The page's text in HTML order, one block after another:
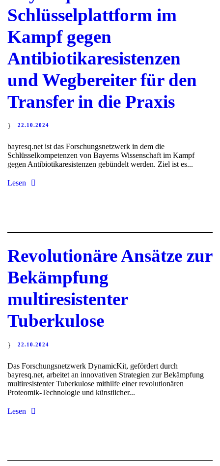
Schlüsselplattform im
Kampf gegen
Antibiotikaresistenzen
und Wegbereiter für den
Transfer in die Praxis
22.10.2024
bayresq.net ist das Forschungsnetzwerk in dem die
Schlüsselkompetenzen von Bayerns Wissenschaft im Kampf
gegen Antibiotikaresistenzen gebündelt werden. Ziel ist es...
Lesen
Revolutionäre Ansätze zur
Bekämpfung
multiresistenter
Tuberkulose
22.10.2024
Das Forschungsnetzwerk DynamicKit, gefördert durch
bayresq.net, arbeitet an innovativen Strategien zur Bekämpfung
multiresistenter Tuberkulose mithilfe einer revolutionären
Proteomik-Technologie und künstlicher...
Lesen